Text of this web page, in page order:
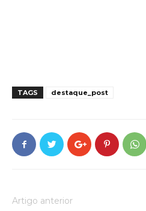
TAGS destaque_post
Artigo anterior